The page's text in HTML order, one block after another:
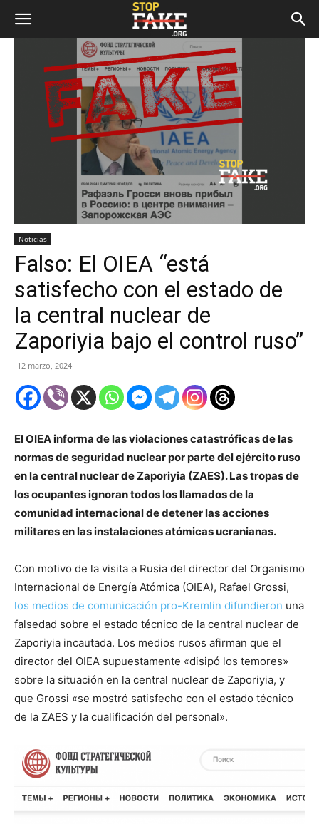
Noticias
Falso: El OIEA “está
satisfecho con el estado de
la central nuclear de
Zaporiyia bajo el control ruso”
12 marzo, 2024
El OIEA informa de las violaciones catastróficas de las
normas de seguridad nuclear por parte del ejército ruso
en la central nuclear de Zaporiyia (ZAES). Las tropas de
los ocupantes ignoran todos los llamados de la
comunidad internacional de detener las acciones
militares en las instalaciones atómicas ucranianas.
Con motivo de la visita a Rusia del director del Organismo
Internacional de Energía Atómica (OIEA), Rafael Grossi,
los medios de comunicación pro-Kremlin difundieron una
falsedad sobre el estado técnico de la central nuclear de
Zaporiyia incautada. Los medios rusos afirman que el
director del OIEA supuestamente «disipó los temores»
sobre la situación en la central nuclear de Zaporiyia, y
que Grossi «se mostró satisfecho con el estado técnico
de la ZAES y la cualificación del personal».